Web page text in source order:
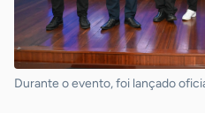
Durante o evento, foi lançado